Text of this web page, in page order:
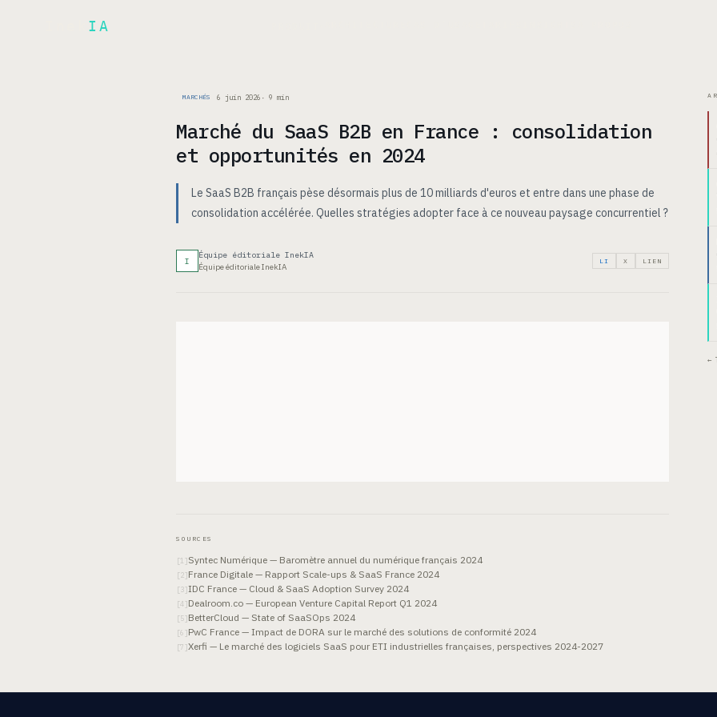
IA
MARCHÉS 6 juin 2026 · 9 min
Marché du SaaS B2B en France : consolidation
et opportunités en 2024
Le SaaS B2B français pèse désormais plus de 10 milliards d'euros et entre dans une phase de
consolidation accélérée. Quelles stratégies adopter face à ce nouveau paysage concurrentiel ?
I
Équipe éditoriale InekIA
Équipe éditoriale InekIA
LI X LIEN
SOURCES
[1 ]Syntec Numérique — Baromètre annuel du numérique français 2024
[2]France Digitale — Rapport Scale-ups & SaaS France 2024
[ 3]IDC France — Cloud & SaaS Adoption Survey 2024
[4 ]Dealroom.co — European Venture Capital Report Q1 2024
[5]BetterCloud — State of SaaSOps 2024
[6 ]PwC France — Impact de DORA sur le marché des solutions de conformité 2024
[7 ]Xerfi — Le marché des logiciels SaaS pour ETI industrielles françaises, perspectives 2024-2027
←